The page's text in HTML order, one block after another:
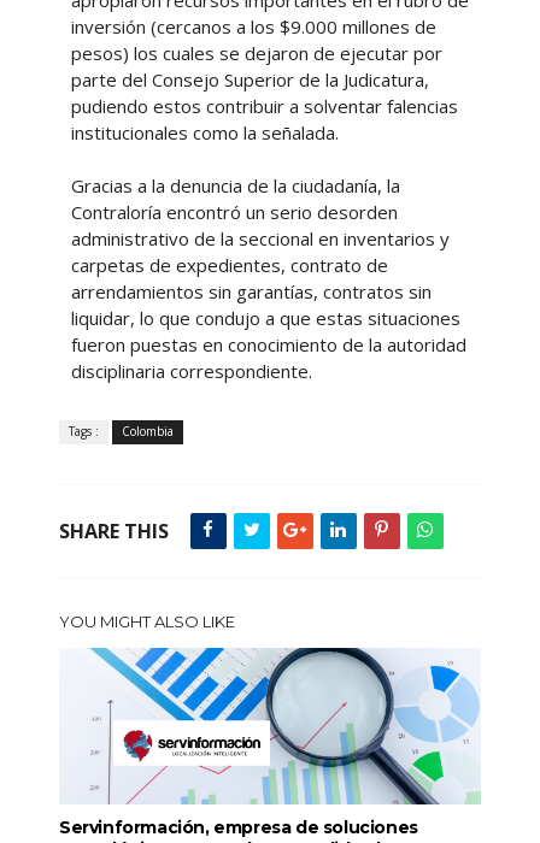
inversión (cercanos a los $9.000 millones de
pesos) los cuales se dejaron de ejecutar por
parte del Consejo Superior de la Judicatura,
pudiendo estos contribuir a solventar falencias
institucionales como la señalada.
Gracias a la denuncia de la ciudadanía, la
Contraloría encontró un serio desorden
administrativo de la seccional en inventarios y
carpetas de expedientes, contrato de
arrendamientos sin garantías, contratos sin
liquidar, lo que condujo a que estas situaciones
fueron puestas en conocimiento de la autoridad
disciplinaria correspondiente.
Tags : Colombia
SHARE THIS
YOU MIGHT ALSO LIKE
Servinformación, empresa de soluciones